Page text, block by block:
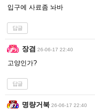
입구에 사료좀 놔바
답글
장겸 26-06-17 22:40
고양인가?
답글
명량거북 26-06-17 22:40